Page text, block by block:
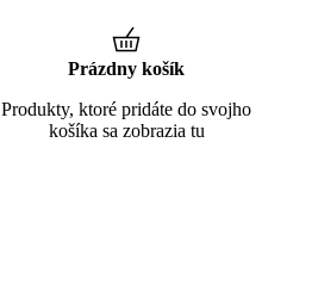
Prázdny košík
Produkty, ktoré pridáte do svojho
košíka sa zobrazia tu